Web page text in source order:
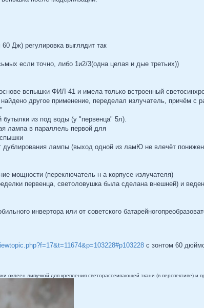
Дж) регулировка выглядит так
если точно, либо 1и2/3(одна целая и дые третьих))
вспышки ФИЛ-41 и имела только встроенный
другое применение, переделал излучатель, причём с
из под воды (у "первенца" 5л).
лампа в параллель первой для
лампы (выход одной из ламЮ не влечёт
мощности (переключатель н а корпусе излучателя)
первенца, светоловушка была сделана внешней) и
инвертора или от советского
с зонтом 60
оклеен липучкой для крепления светорассеивающей ткани (в перспективе) и